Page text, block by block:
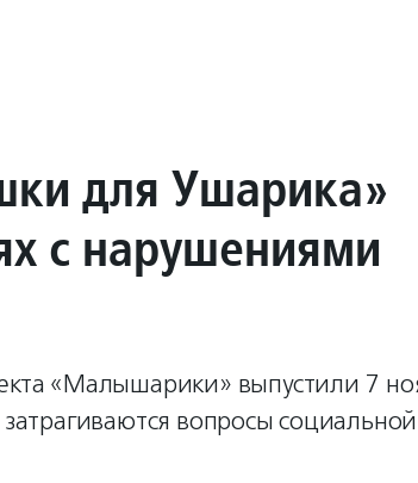
для Ушарика»
с нарушениями
«Малышарики» выпустили 7
вопросы социальной